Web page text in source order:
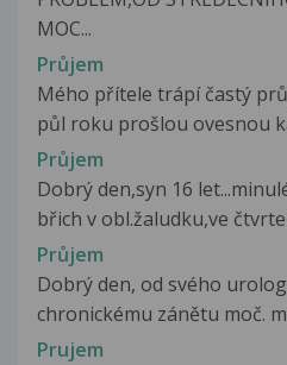
MOC...
Průjem
Mého přítele trápí častý
půl roku prošlou ovesnou
Průjem
Dobrý den,syn 16
břich v obl.žaludku,ve
Průjem
Dobrý den, od svého
chronickému zánětu moč.
Prujem